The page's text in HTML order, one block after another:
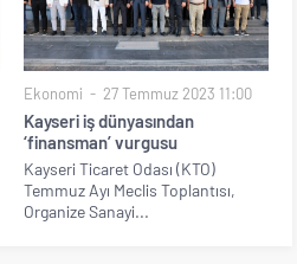
Ekonomi 27 Temmuz 2023 11:00
Kayseri iş dünyasından
‘finansman’ vurgusu
Kayseri Ticaret Odası (KTO)
Temmuz Ayı Meclis Toplantısı,
Organize Sanayi...